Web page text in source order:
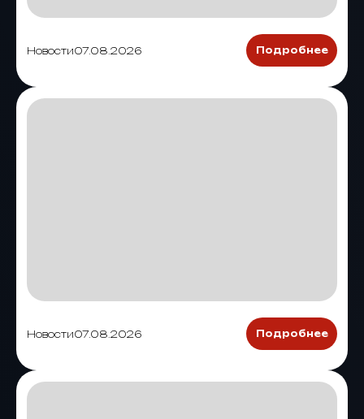
Новости07.08.2026 Подробнее
Новости07.08.2026 Подробнее